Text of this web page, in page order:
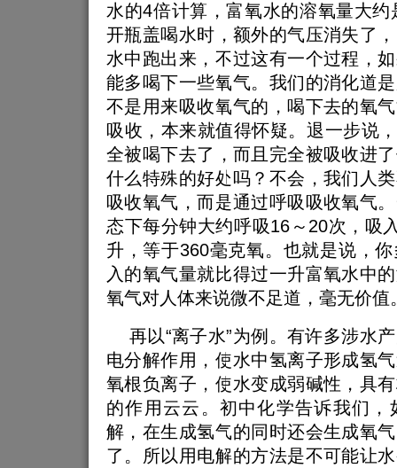
水的4倍计算，富氧水的溶氧量大
开瓶盖喝水时，额外的气压消失了
水中跑出来，不过这有一个过程，
能多喝下一些氧气。我们的消化道
不是用来吸收氧气的，喝下去的氧
吸收，本来就值得怀疑。退一步说
全被喝下去了，而且完全被吸收进
什么特殊的好处吗？不会，我们人
吸收氧气，而是通过呼吸吸收氧气
态下每分钟大约呼吸16～20次，吸
升，等于360毫克氧。也就是说，
入的氧气量就比得过一升富氧水中
氧气对人体来说微不足道，毫无价值
再以“离子水”为例。有许多涉水
电分解作用，使水中氢离子形成氢
氧根负离子，使水变成弱碱性，具
的作用云云。初中化学告诉我们，
解，在生成氢气的同时还会生成氧
了。所以用电解的方法是不可能让